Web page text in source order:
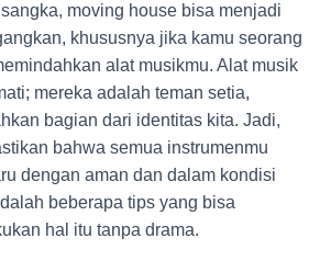
moving house bisa menjadi
khususnya jika kamu seorang
alat musikmu. Alat musik
mereka adalah teman setia,
bagian dari identitas kita. Jadi,
bahwa semua instrumenmu
dengan aman dan dalam kondisi
beberapa tips yang bisa
hal itu tanpa drama.